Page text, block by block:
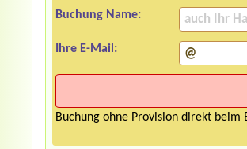
Buchung Name:
Ihre E-Mail:
Buchung ohne Provision direkt beim